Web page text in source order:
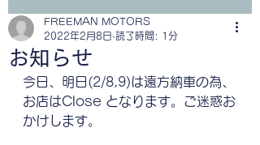
お知らせ
FREEMAN MOTORS
2022年2月8日 読了時間: 1分
今日、明日(2/8,9)は遠方納車の為、
お店はClose となります。ご迷惑お
かけします。